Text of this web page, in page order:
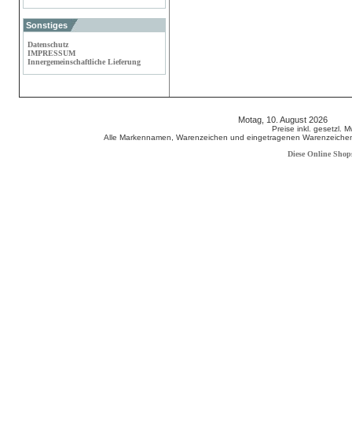
Sonstiges
Datenschutz
IMPRESSUM
Innergemeinschaftliche Lieferung
Motag, 10. August 2026
Preise inkl. gesetzl.
Alle Markennamen, Warenzeichen und eingetragenen
Diese Online